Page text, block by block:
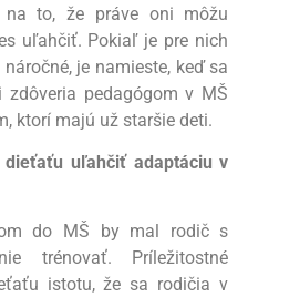
to, že práve oni môžu
uľahčiť. Pokiaľ je pre nich
je namieste, keď sa
pedagógom v MŠ
ktorí majú už staršie deti.
uľahčiť adaptáciu v
do MŠ by mal rodič s
trénovať. Príležitostné
istotu, že sa rodičia v